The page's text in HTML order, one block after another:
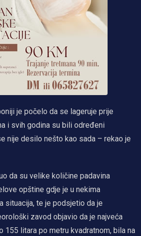
je počelo da se lageruje prije
i svih godina su bili određeni
nije desilo nešto kao sada – rekao je
da su velike količine padavina
opštine gdje je u nekima
situacija, te je podsjetio da je
zavod objavio da je najveća
155 litara po metru kvadratnom, bila na